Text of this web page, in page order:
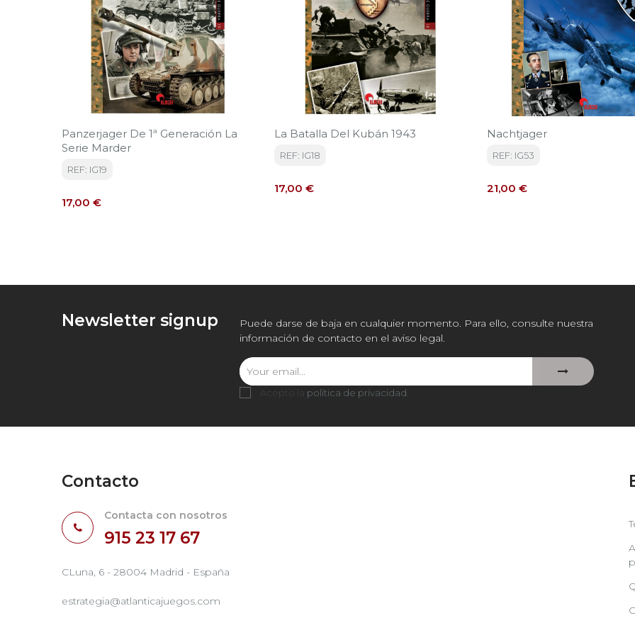
Panzerjager De 1ª Generación La
Serie Marder
REF: IG19
Precio
17,00 €
La Batalla Del Kubán 1943
REF: IG18
Precio
17,00 €
Nachtjager
REF: IG53
Precio
21,00 €
Newsletter signup
Puede darse de baja en cualquier momento. Para ello, consulte nuestra
información de contacto en el aviso legal.
Acepto la política de privacidad
Contacto
Contacta con nosotros
915 23 17 67
CLuna, 6 - 28004 Madrid - España
estrategia@atlanticajuegos.com